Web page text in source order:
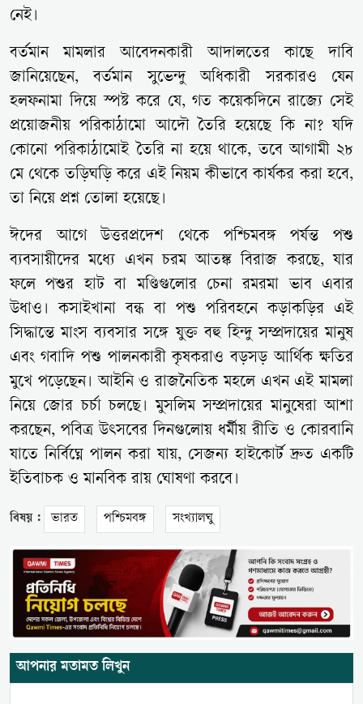
নেই।
বর্তমান মামলার আবেদনকারী আদালতের কাছে দাবি
জানিয়েছেন, বর্তমান সুভেন্দু অধিকারী সরকারও যেন
হলফনামা দিয়ে স্পষ্ট করে যে, গত কয়েকদিনে রাজ্যে সেই
প্রয়োজনীয় পরিকাঠামো আদৌ তৈরি হয়েছে কি না? যদি
কোনো পরিকাঠামোই তৈরি না হয়ে থাকে, তবে আগামী ২৮
মে থেকে তড়িঘড়ি করে এই নিয়ম কীভাবে কার্যকর করা হবে,
তা নিয়ে প্রশ্ন তোলা হয়েছে।
ঈদের আগে উত্তরপ্রদেশ থেকে পশ্চিমবঙ্গ পর্যন্ত পশু
ব্যবসায়ীদের মধ্যে এখন চরম আতঙ্ক বিরাজ করছে, যার
ফলে পশুর হাট বা মণ্ডিগুলোর চেনা রমরমা ভাব এবার
উধাও। কসাইখানা বন্ধ বা পশু পরিবহনে কড়াকড়ির এই
সিদ্ধান্তে মাংস ব্যবসার সঙ্গে যুক্ত বহু হিন্দু সম্প্রদায়ের মানুষ
এবং গবাদি পশু পালনকারী কৃষকরাও বড়সড় আর্থিক ক্ষতির
মুখে পড়েছেন। আইনি ও রাজনৈতিক মহলে এখন এই মামলা
নিয়ে জোর চর্চা চলছে। মুসলিম সম্প্রদায়ের মানুষেরা আশা
করছেন, পবিত্র উৎসবের দিনগুলোয় ধর্মীয় রীতি ও কোরবানি
যাতে নির্বিঘ্নে পালন করা যায়, সেজন্য হাইকোর্ট দ্রুত একটি
ইতিবাচক ও মানবিক রায় ঘোষণা করবে।
বিষয় : ভারত পশ্চিমবঙ্গ সংখ্যালঘু
আপনার মতামত লিখুন